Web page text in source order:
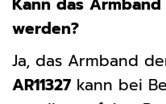
Kann das
werden?
Ja, das Armband
AR11327 kann bei